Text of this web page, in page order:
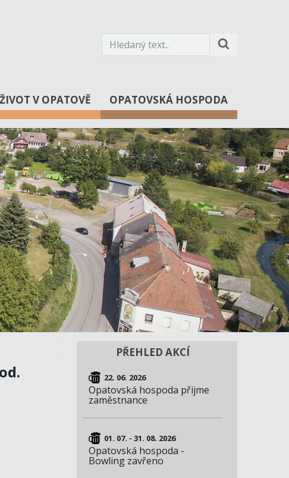
ŽIVOT V OPATOVĚ OPATOVSKÁ HOSPODA
PŘEHLED AKCÍ
22. 06. 2026
Opatovská hospoda přijme
zaměstnance
01. 07. - 31. 08. 2026
Opatovská hospoda -
Bowling zavřeno